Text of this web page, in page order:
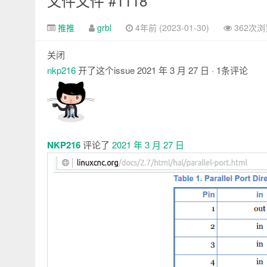
推推 grbl 4年前 (2023-01-30) 362次浏
关闭
nkp216开了这个issue2021 年 3 月 27 日 · 1条评论
注
释
NKP216评论了 2021 年 3 月 27 日